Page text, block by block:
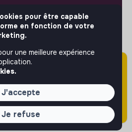
a été publiée il y a
30/04/2026) et est sans
mise à jour.
pour être capable
en fonction de votre
une meilleure expérience
J'accepte
Je refuse